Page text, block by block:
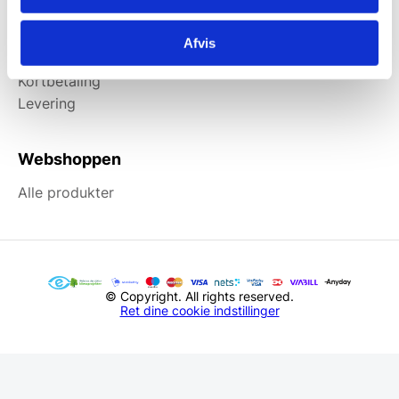
Afvis
Information
Kortbetaling
Levering
Webshoppen
Alle produkter
© Copyright. All rights reserved.
Ret dine cookie indstillinger